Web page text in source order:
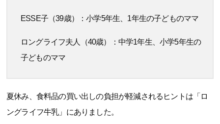
ESSE子（39歳）：小学5年生、1年生の子どものママ
ロングライフ夫人（40歳）：中学1年生、小学5年生の
子どものママ
夏休み、食料品の買い出しの負担が軽減されるヒントは「ロ
ングライフ牛乳」にありました。